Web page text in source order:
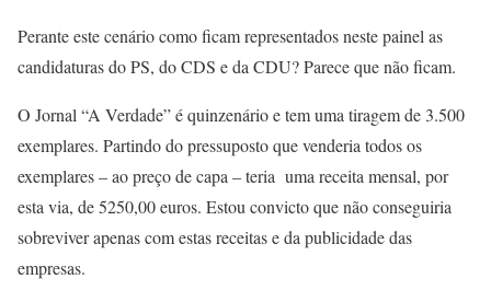
Perante este cenário como ficam representados neste painel as
candidaturas do PS, do CDS e da CDU? Parece que não ficam.
O Jornal “A Verdade” é quinzenário e tem uma tiragem de 3.500
exemplares. Partindo do pressuposto que venderia todos os
exemplares – ao preço de capa – teria uma receita mensal, por
esta via, de 5250,00 euros. Estou convicto que não conseguiria
sobreviver apenas com estas receitas e da publicidade das
empresas.